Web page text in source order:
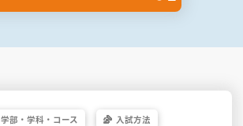
学部・ 学科・ コース 入試方法